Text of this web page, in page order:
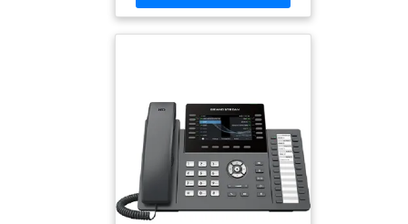
Bluetooth Panneau avant
interchangeable pour la
Poly Wi-Fi bi-bande intégré
(2.4Ghz et 5Ghz).